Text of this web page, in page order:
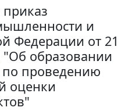
приказ
и
Федерации от 21
"Об образовании
по проведению
оценки